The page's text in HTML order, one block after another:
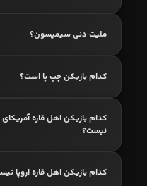
ملیت دنی سیمپسون؟
کدام بازیکن چپ پا است؟
کدام بازیکن اهل قاره
نیست؟
کدام بازیکن اهل قاره اروپا